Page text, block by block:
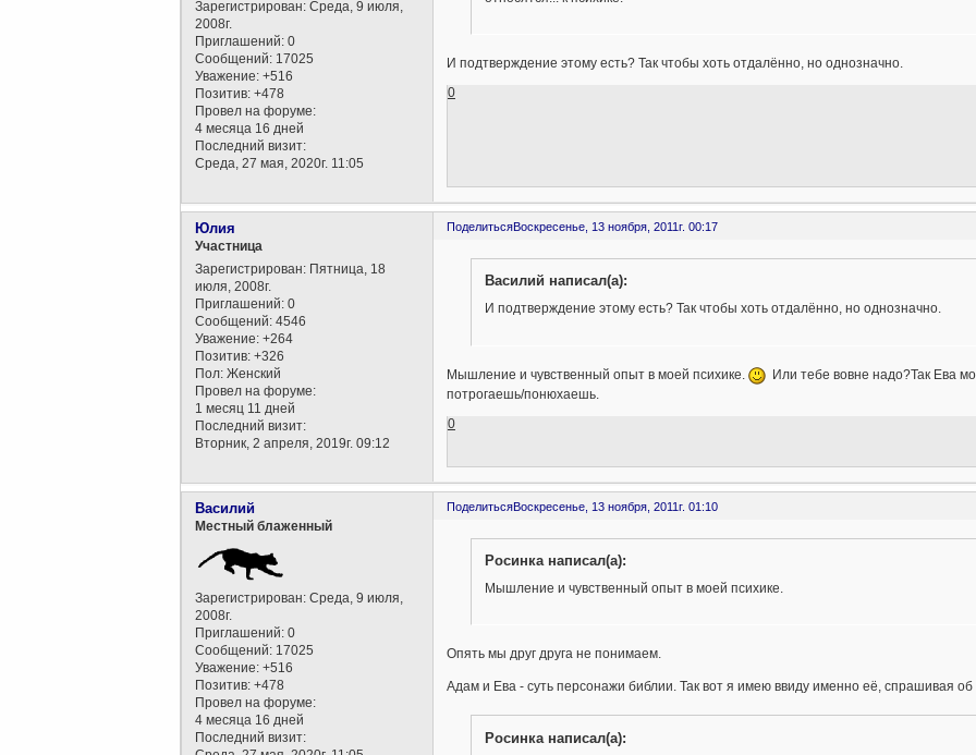
Зарегистрирован: Среда, 9 июля,
2008г.
Приглашений: 0
Сообщений: 17025
Уважение: +516
Позитив: +478
Провел на форуме:
4 месяца 16 дней
Последний визит:
Среда, 27 мая, 2020г. 11:05
И подтверждение этому есть? Так чтобы хоть отдалённо, но однозначно.
0
ПоделитьсяВоскресенье, 13 ноября, 2011г. 00:17
Юлия
Участница
Зарегистрирован: Пятница, 18
июля, 2008г.
Приглашений: 0
Сообщений: 4546
Уважение: +264
Позитив: +326
Пол: Женский
Провел на форуме:
1 месяц 11 дней
Последний визит:
Вторник, 2 апреля, 2019г. 09:12
Василий написал(а):
И подтверждение этому есть? Так чтобы хоть отдалённо, но однозначно.
Мышление и чувственный опыт в моей психике.
Или тебе вовне надо?Так Ева
потрогаешь/понюхаешь.
0
ПоделитьсяВоскресенье, 13 ноября, 2011г. 01:10
Василий
Местный блаженный
Зарегистрирован: Среда, 9 июля,
2008г.
Приглашений: 0
Сообщений: 17025
Уважение: +516
Позитив: +478
Провел на форуме:
4 месяца 16 дней
Последний визит:
Росинка написал(а):
Мышление и чувственный опыт в моей психике.
Опять мы друг друга не понимаем.
Адам и Ева - суть персонажи библии. Так вот я имею ввиду именно её, спрашивая
Росинка написал(а):